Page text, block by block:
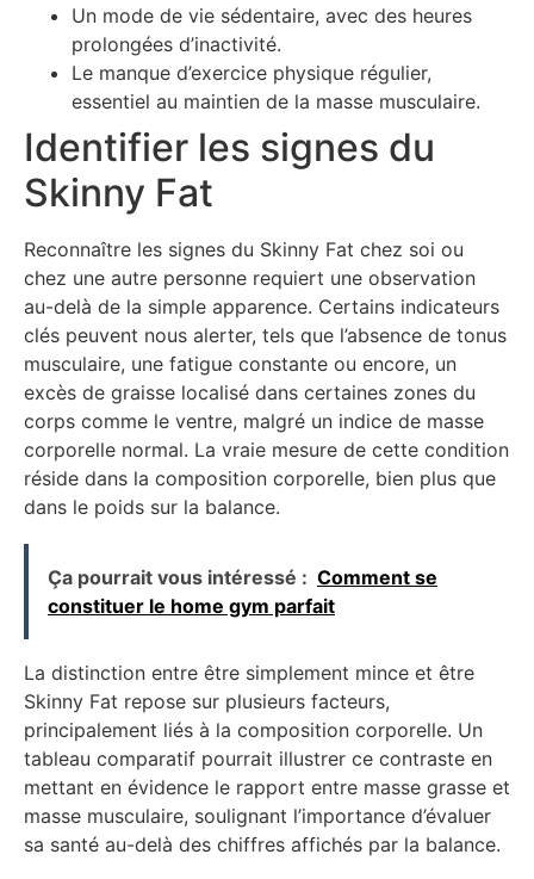
Un mode de vie sédentaire, avec des heures
prolongées d’inactivité.
Le manque d’exercice physique régulier,
essentiel au maintien de la masse musculaire.
Identifier les signes du
Skinny Fat
Reconnaître les signes du Skinny Fat chez soi ou
chez une autre personne requiert une observation
au-delà de la simple apparence. Certains indicateurs
clés peuvent nous alerter, tels que l’absence de tonus
musculaire, une fatigue constante ou encore, un
excès de graisse localisé dans certaines zones du
corps comme le ventre, malgré un indice de masse
corporelle normal. La vraie mesure de cette condition
réside dans la composition corporelle, bien plus que
dans le poids sur la balance.
Ça pourrait vous intéressé : Comment se
constituer le home gym parfait
La distinction entre être simplement mince et être
Skinny Fat repose sur plusieurs facteurs,
principalement liés à la composition corporelle. Un
tableau comparatif pourrait illustrer ce contraste en
mettant en évidence le rapport entre masse grasse et
masse musculaire, soulignant l’importance d’évaluer
sa santé au-delà des chiffres affichés par la balance.